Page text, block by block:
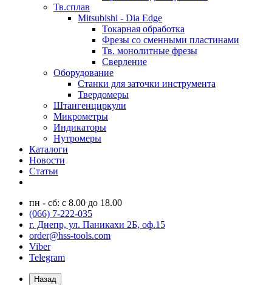
Тв.сплав
Mitsubishi - Dia Edge
Токарная обработка
Фрезы со сменными пластинами
Тв. монолитные фрезы
Сверление
Оборудование
Станки для заточки инструмента
Твердомеры
Штангенциркули
Микрометры
Индикаторы
Нутромеры
Каталоги
Новости
Статьи
пн - сб: с 8.00 до 18.00
(066) 7-222-035
г. Днепр, ул. Паникахи 2Б, оф.15
order@hss-tools.com
Viber
Telegram
Назад